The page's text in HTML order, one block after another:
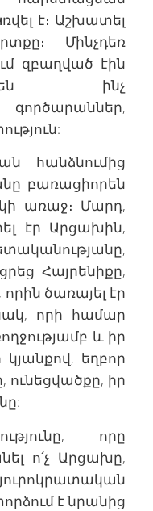
է։ Աշխատել
Մինչդեռ
զբաղված էին
ինչ
գործարաններ,
հանձնումից
բառացիորեն
առաջ։ Մարդ,
էր Արցախին,
Հայրենիքը,
ծառայել էր
որի համար
և իր
եղբոր
ունեցվածքը, իր
որը
ո՛չ Արցախը,
է նրանից